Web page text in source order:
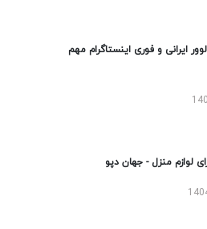
ایرانی و فوری اینستاگرام مهم
لوازم منزل - جهان دپو